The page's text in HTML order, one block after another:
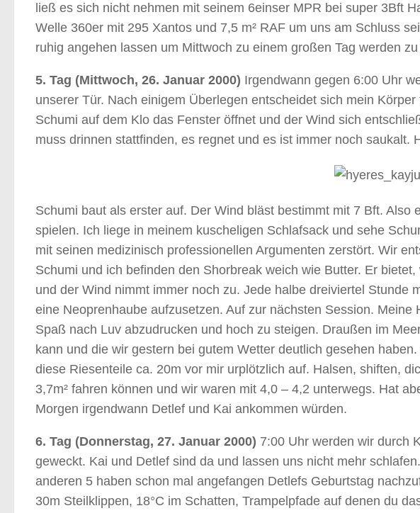
ließ es sich nicht nehmen mit seinem 6einser MPR bei super 3Bft
Welle 360er mit 295 Xantos und 7,5 m² RAF um uns am Schluss
ruhig angehen lassen um Mittwoch zu einem großen Tag werden
5. Tag (Mittwoch, 26. Januar 2000) Irgendwann gegen 6:00 Uhr
unserer Tür. Nach einigem Überlegen entscheidet sich mein
Schumi auf dem Klo das Fenster öffnet und der Wind sich
muss drinnen stattfinden, es regnet und es ist immer noch saukalt.
Schumi baut als erster auf. Der Wind bläst bestimmt mit 7 Bft.
spielen. Ich liege in meinem kuscheligen Schlafsack und sehe
mit seinen medizinisch professionellen Argumenten zerstört. Wir
Schumi und ich befinden den Shorbreak weich wie Butter. Er
und der Wind nimmt immer noch zu. Jede halbe dreiviertel
eine Neoprenhaube aufzusetzen. Auf zur nächsten Session.
Spaß nach Luv abzudrucken und hoch zu steigen. Draußen im
kann und die wir gestern bei gutem Wetter deutlich gesehen
diese Riesenteile ca. 20m vor mir urplötzlich auf. Halsen, shiften,
3,7m² fahren können und wir waren mit 4,0 – 4,2 unterwegs. Hat
Morgen irgendwann Detlef und Kai ankommen würden.
6. Tag (Donnerstag, 27. Januar 2000) 7:00 Uhr werden wir durch
geweckt. Kai und Detlef sind da und lassen uns nicht mehr
anderen 5 haben schon mal angefangen Detlefs Geburtstag
30m Steilklippen, 18°C im Schatten, Trampelpfade auf denen du